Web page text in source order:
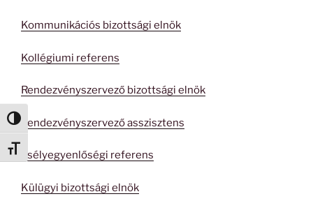
Nagy kontraszt váltása
Betűméret váltása
Kommunikációs bizottsági elnök
Kollégiumi referens
Rendezvényszervező bizottsági elnök
Rendezvényszervező asszisztens
Esélyegyenlőségi referens
Külügyi bizottsági elnök